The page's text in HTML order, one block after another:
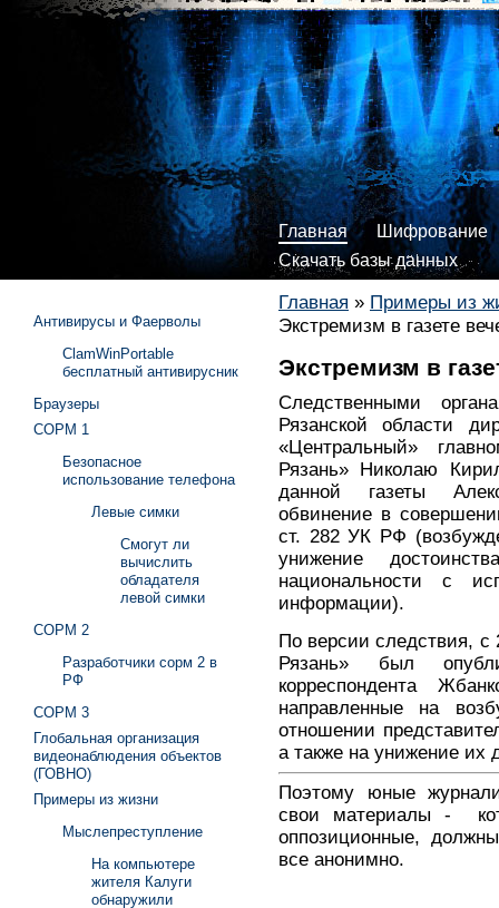
Главная
Шифрование
Скачать базы данных
Главная » Примеры из
Экстремизм в газете
Экстремизм в
Следственными
Рязанской области
«Центральный»
Рязань» Николаю
данной газеты
обвинение в
ст. 282 УК РФ
унижение
национальности с
информации).
По версии следствия, с
Рязань» был
корреспондента
направленные на
отношении
а также на унижение их
Поэтому юные
свои материалы -
оппозиционные,
все анонимно.
Антивирусы и Фаерволы
ClamWinPortable
бесплатный антивирусник
Браузеры
СОРМ 1
Безопасное
использование телефона
Левые симки
Смогут ли
вычислить
обладателя
левой симки
СОРМ 2
Разработчики сорм 2 в
РФ
СОРМ 3
Глобальная организация
видеонаблюдения объектов
(ГОВНО)
Примеры из жизни
Мыслепреступление
На компьютере
жителя Калуги
обнаружили